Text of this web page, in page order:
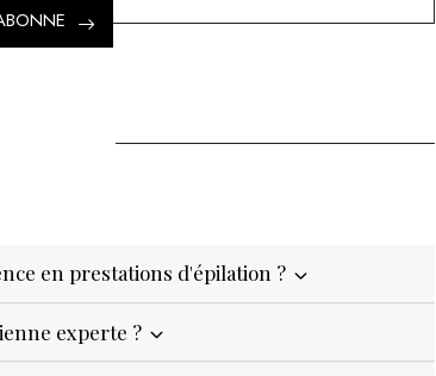
en prestations d'épilation ?
experte ?